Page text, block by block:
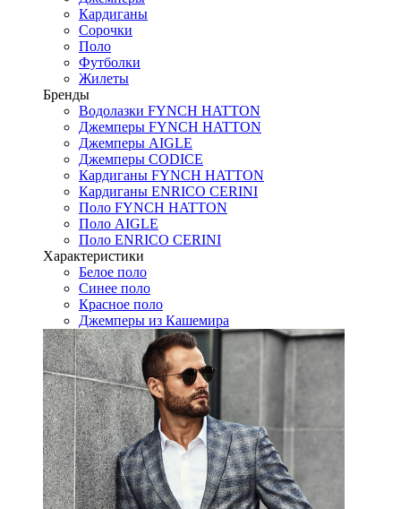
Кардиганы
Сорочки
Поло
Футболки
Жилеты
Бренды
Водолазки FYNCH HATTON
Джемперы FYNCH HATTON
Джемперы AIGLE
Джемперы CODICE
Кардиганы FYNCH HATTON
Кардиганы ENRICO CERINI
Поло FYNCH HATTON
Поло AIGLE
Поло ENRICO CERINI
Характеристики
Белое поло
Синее поло
Красное поло
Джемперы из Кашемира